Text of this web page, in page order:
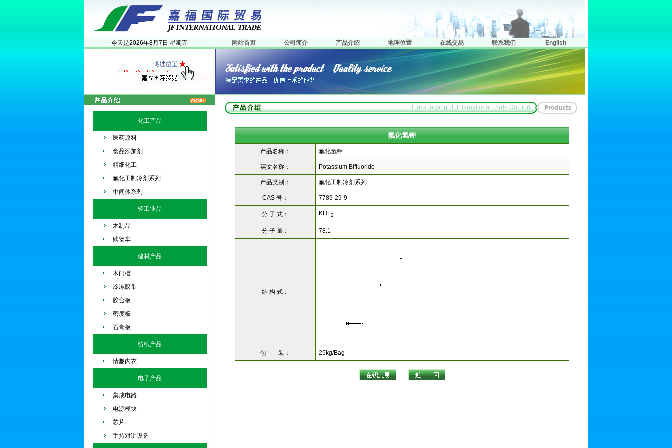
今天是2026年8月 7日 星期五 网站首页 公司简介 产品介绍 地理位置 在线交易 联系我们 English
化工产品
医药原料
食品添加剂
精细化工
氟化工制冷剂系列
中间体系列
轻工业品
木制品
购物车
建材产品
木门槛
冷冻胶带
胶合板
密度板
石膏板
纺织产品
情趣内衣
电子产品
集成电路
电源模块
芯片
手持对讲设备
氟化氢钾
产品名称： 氟化氢钾
英文名称： Potassium Bifluoride
产品类别： 氟化工制冷剂系列
CAS 号： 7789-29-9
分 子 式： KHF2
分 子 量： 78.1
结 构 式：
包 装： 25kg/Bag